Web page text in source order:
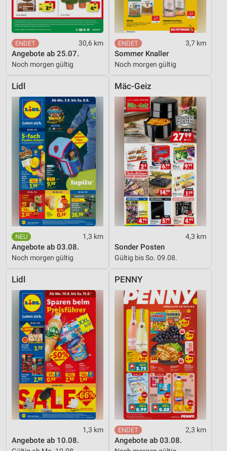
30,6 km
Angebote ab 25.07.
Noch morgen gültig
3,7 km
Sommer Knaller
Noch morgen gültig
Lidl
1,3 km
Angebote ab 03.08.
Noch morgen gültig
Mäc-Geiz
4,3 km
Sonder Posten
Gültig bis So. 09.08.
Lidl
1,3 km
Angebote ab 10.08.
PENNY
2,3 km
Angebote ab 03.08.